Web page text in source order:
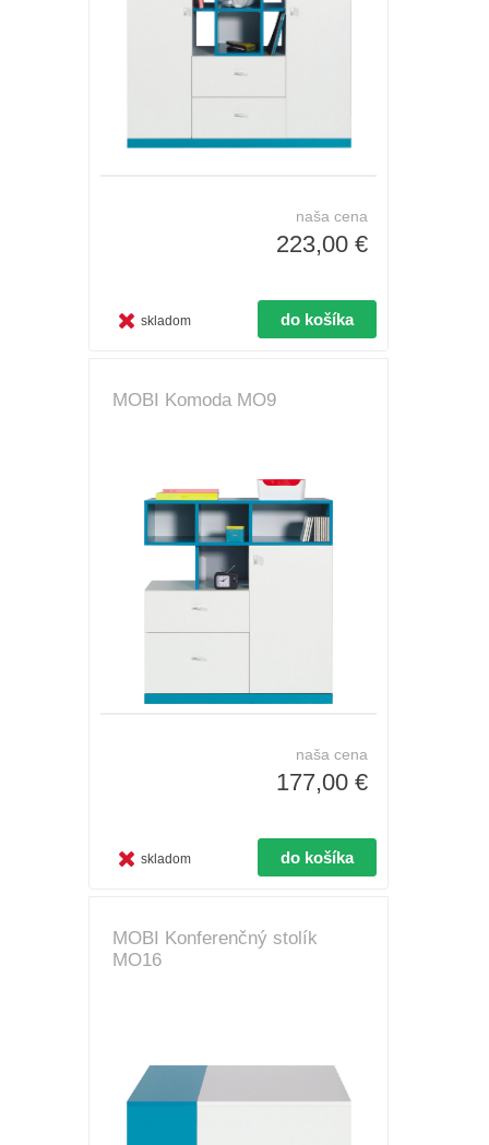
naša cena
223,00 €
skladom
MOBI Komoda MO9
naša cena
177,00 €
skladom
MOBI Konferenčný stolík
MO16